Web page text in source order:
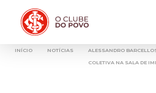
INÍCIO NOTÍCIAS
ALESSANDRO
COLETIVA NA SALA DE